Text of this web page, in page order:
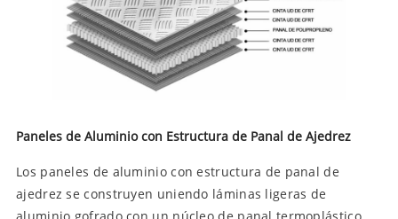
Paneles de Aluminio con Estructura de Panal de Ajedrez
Los paneles de aluminio con estructura de panal de
ajedrez se construyen uniendo láminas ligeras de